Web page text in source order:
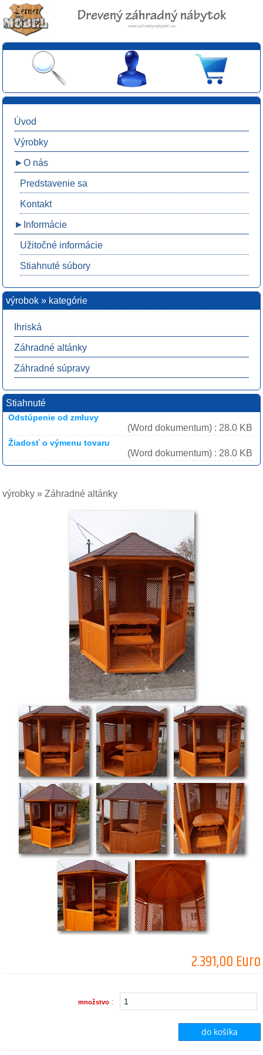
Úvod
Výrobky
►O nás
Predstavenie sa
Kontakt
►Informácie
Užitočné informácie
Stiahnuté súbory
výrobok » kategórie
Ihriská
Záhradné altánky
Záhradné súpravy
Stiahnuté
Odstúpenie od zmluvy
(Word dokumentum) : 28.0 KB
Žiadosť o výmenu tovaru
(Word dokumentum) : 28.0 KB
výrobky » Záhradné altánky
2.391,00 Euro
množstvo :